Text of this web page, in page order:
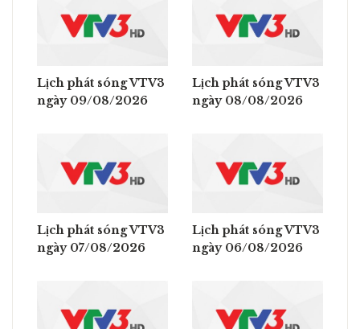
Lịch phát sóng VTV3
ngày 09/08/2026
Lịch phát sóng VTV3
ngày 08/08/2026
Lịch phát sóng VTV3
ngày 07/08/2026
Lịch phát sóng VTV3
ngày 06/08/2026